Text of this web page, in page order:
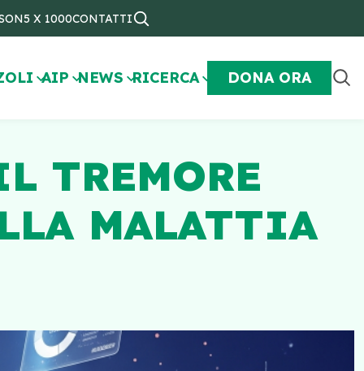
5 X 1000CONTATTI
AIP NEWS RICERCA DONA ORA
TREMORE
MALATTIA